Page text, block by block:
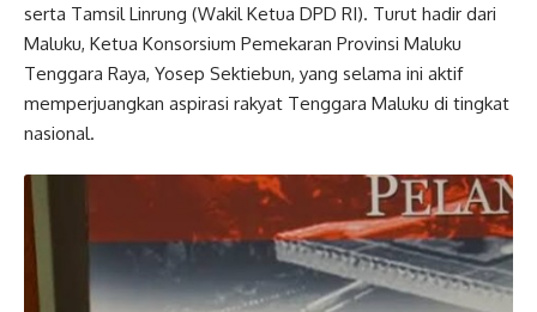
serta Tamsil Linrung (Wakil Ketua DPD RI). Turut hadir dari
Maluku, Ketua Konsorsium Pemekaran Provinsi Maluku
Tenggara Raya, Yosep Sektiebun, yang selama ini aktif
memperjuangkan aspirasi rakyat Tenggara Maluku di tingkat
nasional.